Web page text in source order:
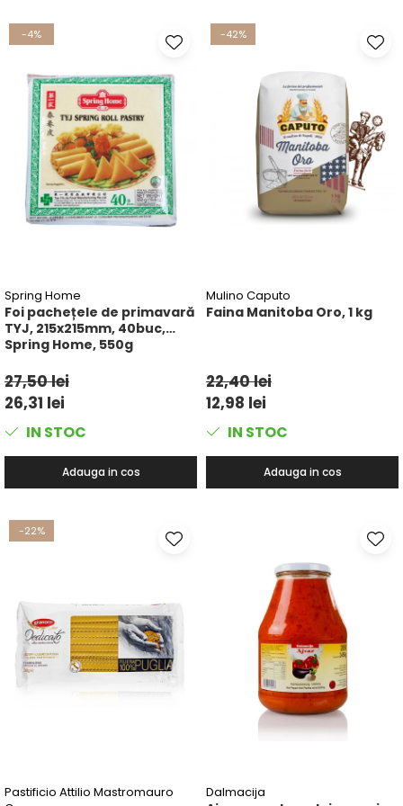
Ulei Huileries du Berry
Ulei Wiberg Gastro
-4%
Spring Home
Foi pachețele de primavară
TYJ, 215x215mm, 40buc,
Spring Home, 550g
27,50 lei
26,31 lei
IN STOC
Adauga in cos
-42%
Mulino Caputo
Faina Manitoba Oro, 1 kg
22,40 lei
12,98 lei
IN STOC
Adauga in cos
-22%
Pastificio Attilio Mastromauro
Dalmacija